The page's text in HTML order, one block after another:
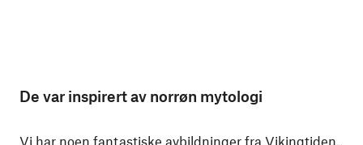
De var inspirert av norrøn mytologi
Vi har noen fantastiske avbildninger fra Vikingtiden,